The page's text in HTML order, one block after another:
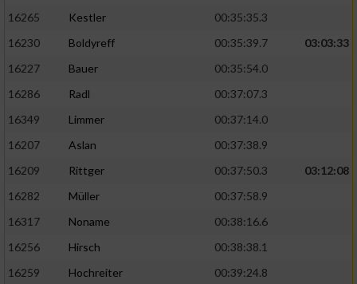
16265
Kestler
00:35:35.3
16230
Boldyreff 00:35:39.7
03:03:33
16227
Bauer
00:35:54.0
16286
Radl
00:37:07.3
16349
Limmer
00:37:14.0
16207
Aslan
00:37:38.9
16209
Rittger 00:37:50.3
03:12:08
16282
Müller
00:37:58.9
16317
Noname
00:38:16.6
16256
Hirsch
00:38:38.1
16259
Hochreiter 00:39:24.8